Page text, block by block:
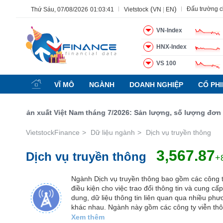
Thứ Sáu, 07/08/2026 01:03:42 Vietstock (VN EN) Đấu trường
VN-Index
HNX-Index
VS 100
VĨ MÔ NGÀNH DOANH NGHIỆP CỔ
sản xuất Việt Nam tháng 7/2026: Sản lượng, số lượng đơn đặt
VietstockFinance Dữ liệu ngành Dịch vụ truyền thông
Dịch vụ truyền thông 3,567.87
Ngành Dịch vụ truyền thông bao gồm các công
điều kiện cho việc trao đổi thông tin và cung
dung, dữ liệu thông tin liên quan qua nhiều
khác nhau. Ngành này gồm các công ty viễn
truyền thông và giải trí, bao gồm nhà sản xuất
Xem thêm
Tất cả Tính năng Ngành Mã chứng khoán Lãnh
Tính
năng
(-)
VIETSTOCK
CHỨNG
KHOÁN
DOANH
NGHIỆP